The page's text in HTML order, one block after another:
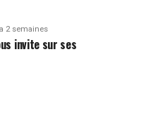
2 semaines
invite sur ses